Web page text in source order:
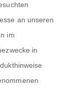
an unseren
im
in